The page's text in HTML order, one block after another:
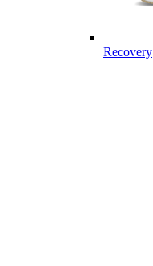
Recovery